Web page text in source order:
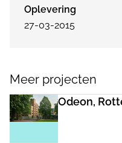
Oplevering
27-03-2015
Meer projecten
Odeon,